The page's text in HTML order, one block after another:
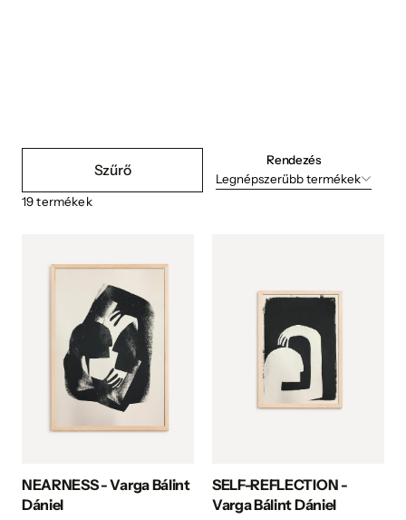
Szűrő
19termékek
Rendezés
Legnépszerűbb termékek
NEARNESS - Varga Bálint
Dániel
SELF-REFLECTION -
Varga Bálint Dániel